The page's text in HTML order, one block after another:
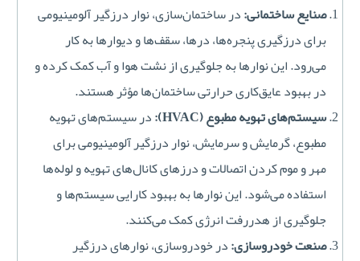
صنایع ساختمانی:در ساختمان‌سازی، نوار درزگیر آلومینیومی
برای درزگیری پنجره‌ها، درها، سقف‌ها و دیوارها به کار
می‌رود. این نوارها به جلوگیری از نشت هوا و آب کمک کرده و
در بهبود عایق‌کاری حرارتی ساختمان‌ها مؤثر هستند.
سیستم‌های تهویه مطبوع (HVAC):
در سیستم‌های تهویه
مطبوع، گرمایش و سرمایش، نوار درزگیر آلومینیومی برای
مهر و موم کردن اتصالات و درزهای کانال‌های تهویه و لوله‌ها
استفاده می‌شود. این نوارها به بهبود کارایی سیستم‌ها و
جلوگیری از هدررفت انرژی کمک می‌کنند.
صنعت خودروسازی:در خودروسازی، نوارهای درزگیر